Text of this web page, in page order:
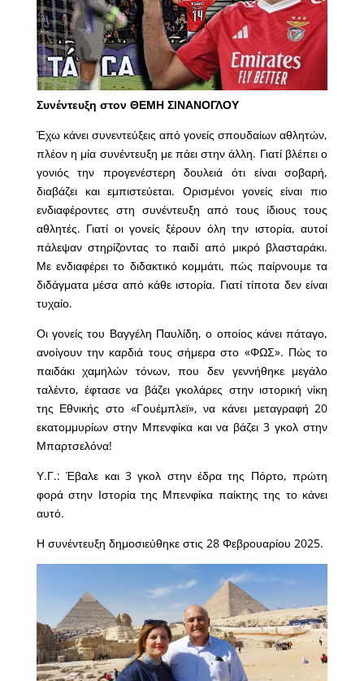
Συνέντευξη στον ΘΕΜΗ ΣΙΝΑΝΟΓΛΟΥ
Έχω κάνει συνεντεύξεις από γονείς σπουδαίων αθλητών,
πλέον η μία συνέντευξη με πάει στην άλλη. Γιατί βλέπει ο
γονιός την προγενέστερη δουλειά ότι είναι σοβαρή,
διαβάζει και εμπιστεύεται. Ορισμένοι γονείς είναι πιο
ενδιαφέροντες στη συνέντευξη από τους ίδιους τους
αθλητές. Γιατί οι γονείς ξέρουν όλη την ιστορία, αυτοί
πάλεψαν στηρίζοντας το παιδί από μικρό βλασταράκι.
Με ενδιαφέρει το διδακτικό κομμάτι, πώς παίρνουμε τα
διδάγματα μέσα από κάθε ιστορία. Γιατί τίποτα δεν είναι
τυχαίο.
Οι γονείς του Βαγγέλη Παυλίδη, ο οποίος κάνει πάταγο,
ανοίγουν την καρδιά τους σήμερα στο «ΦΩΣ». Πώς το
παιδάκι χαμηλών τόνων, που δεν γεννήθηκε μεγάλο
ταλέντο, έφτασε να βάζει γκολάρες στην ιστορική νίκη
της Εθνικής στο «Γουέμπλεϊ», να κάνει μεταγραφή 20
εκατομμυρίων στην Μπενφίκα και να βάζει 3 γκολ στην
Μπαρτσελόνα!
Υ.Γ.: Έβαλε και 3 γκολ στην έδρα της Πόρτο, πρώτη
φορά στην Ιστορία της Μπενφίκα παίκτης της το κάνει
αυτό.
Η συνέντευξη δημοσιεύθηκε στις 28 Φεβρουαρίου 2025.